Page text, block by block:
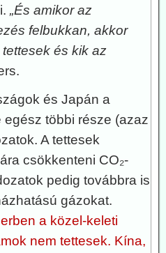
„És amikor az
felbukkan, akkor
és kik az
és Japán a
többi része (azaz
A tettesek
csökkenteni CO₂-
pedig továbbra is
gázokat.
a közel-keleti
nem tettesek. Kína,